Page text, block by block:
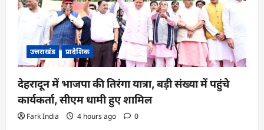
उत्तराखंड प्रादेशिक
देहरादून में भाजपा की तिरंगा यात्रा, बड़ी संख्या में पहुंचे
कार्यकर्ता, सीएम धामी हुए शामिल
Fark India 4 hours ago 0